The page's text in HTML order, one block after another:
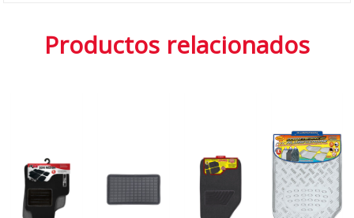
Productos relacionados